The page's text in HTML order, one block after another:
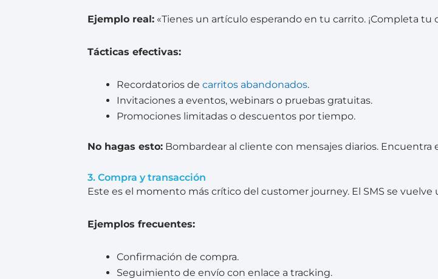
Ejemplo real: «Tienes un artículo esperando en tu carrito. ¡Completa
Tácticas efectivas:
Recordatorios decarritos abandonados.
Invitaciones a eventos, webinars o pruebas gratuitas.
Promociones limitadas o descuentos por tiempo.
No hagas esto: Bombardear al cliente con mensajes diarios. Encuentra
3. Compra y transacción
Este es el momento más crítico del customer journey. El SMS se
Ejemplos frecuentes:
Confirmación de compra.
Seguimiento de envío con enlace a tracking.